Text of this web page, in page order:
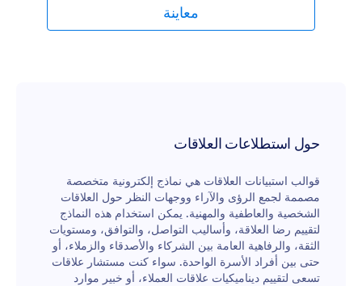
بتعديل نموذج استبيان المحادثات عبر الإنترنت بخطوات
لمساعدتك في تحليل البيانات بشكل أوضح. اكتشف أسباب
استخدام الناس لتطبيقات المحادثات، واستفسر عن
البحثي.
معاينة
حول استطلاعات العلاقات
قوالب استبيانات العلاقات هي نماذج إلكترونية متخصصة
مصممة لجمع الرؤى والآراء ووجهات النظر حول العلاقات
الشخصية والعاطفية والمهنية. يمكن استخدام هذه النماذج
لتقييم رضا العلاقة، وأساليب التواصل، والتوافق، ومستويات
الثقة، والرفاهية العامة بين الشركاء والأصدقاء والزملاء، أو
حتى بين أفراد الأسرة الواحدة. سواء كنت مستشار علاقات
تسعى لتقييم ديناميكيات علاقات العملاء، أو خبير موارد